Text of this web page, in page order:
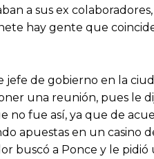
a sus ex
hay gente que
de gobierno en la
una reunión, pues le
no fue así, ya que de
apuestas en un casino
buscó a Ponce y le